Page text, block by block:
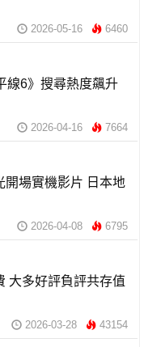
2026-05-16 6460
線6》搜尋熱度飆升
2026-04-16 7664
開場實機影片 日本地
2026-04-08 6795
大多好評負評共存值
2026-03-28 43154